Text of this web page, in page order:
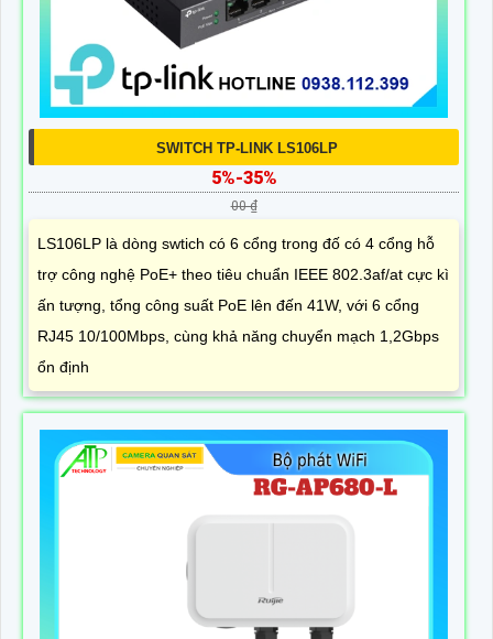
SWITCH TP-LINK LS106LP
5%-35%
00 ₫
LS106LP là dòng swtich có 6 cổng trong đố có 4 cổng hỗ
trợ công nghệ PoE+ theo tiêu chuẩn IEEE 802.3af/at cực kì
ấn tượng, tổng công suất PoE lên đến 41W, với 6 cổng
RJ45 10/100Mbps, cùng khả năng chuyển mạch 1,2Gbps
ổn định